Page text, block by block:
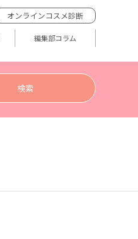
オンラインコスメ診断
編集部コラム